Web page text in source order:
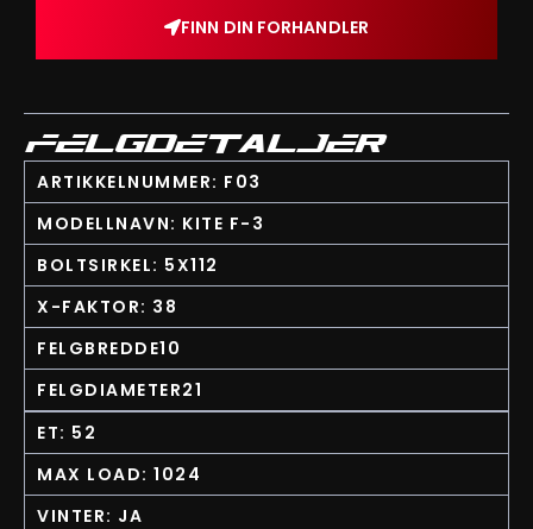
FINN DIN FORHANDLER
FELGDETALJER
ARTIKKELNUMMER: F03
MODELLNAVN: KITE F-3
BOLTSIRKEL: 5X112
X-FAKTOR: 38
FELGBREDDE10
FELGDIAMETER21
ET: 52
MAX LOAD: 1024
VINTER: JA